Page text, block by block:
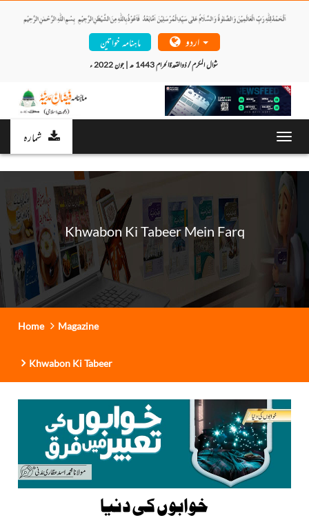
ماہنامہ خواتین
شمارہ
Khwabon Ki Tabeer Mein Farq
Home Magazine
Khwabon Ki Tabeer
خوابوں کی دنیا